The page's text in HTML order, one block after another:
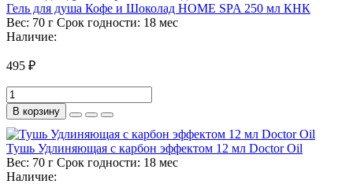
Гель для душа Кофе и Шоколад HOME SPA 250 мл КНК
Вес: 70 г Срок годности: 18 мес
Наличие:
495 ₽
В корзину
Тушь Удлиняющая с карбон эффектом 12 мл Doctor Oil
Вес: 70 г Срок годности: 18 мес
Наличие: